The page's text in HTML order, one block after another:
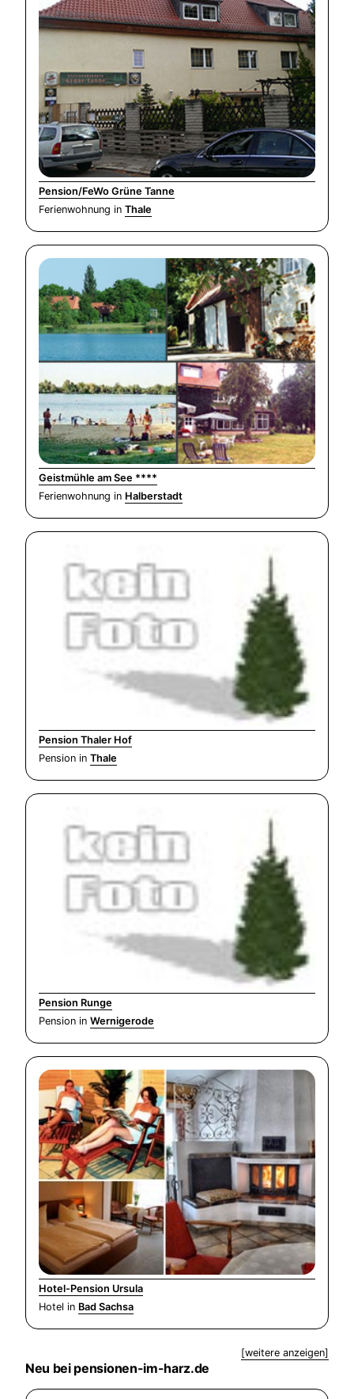
Pension/FeWo Grüne Tanne
Ferienwohnung in Thale
Geistmühle am See ****
Ferienwohnung in Halberstadt
Pension Thaler Hof
Pension in Thale
Pension Runge
Pension in Wernigerode
Hotel-Pension Ursula
Hotel in Bad Sachsa
[weitere anzeigen]
Neu bei pensionen-im-harz.de